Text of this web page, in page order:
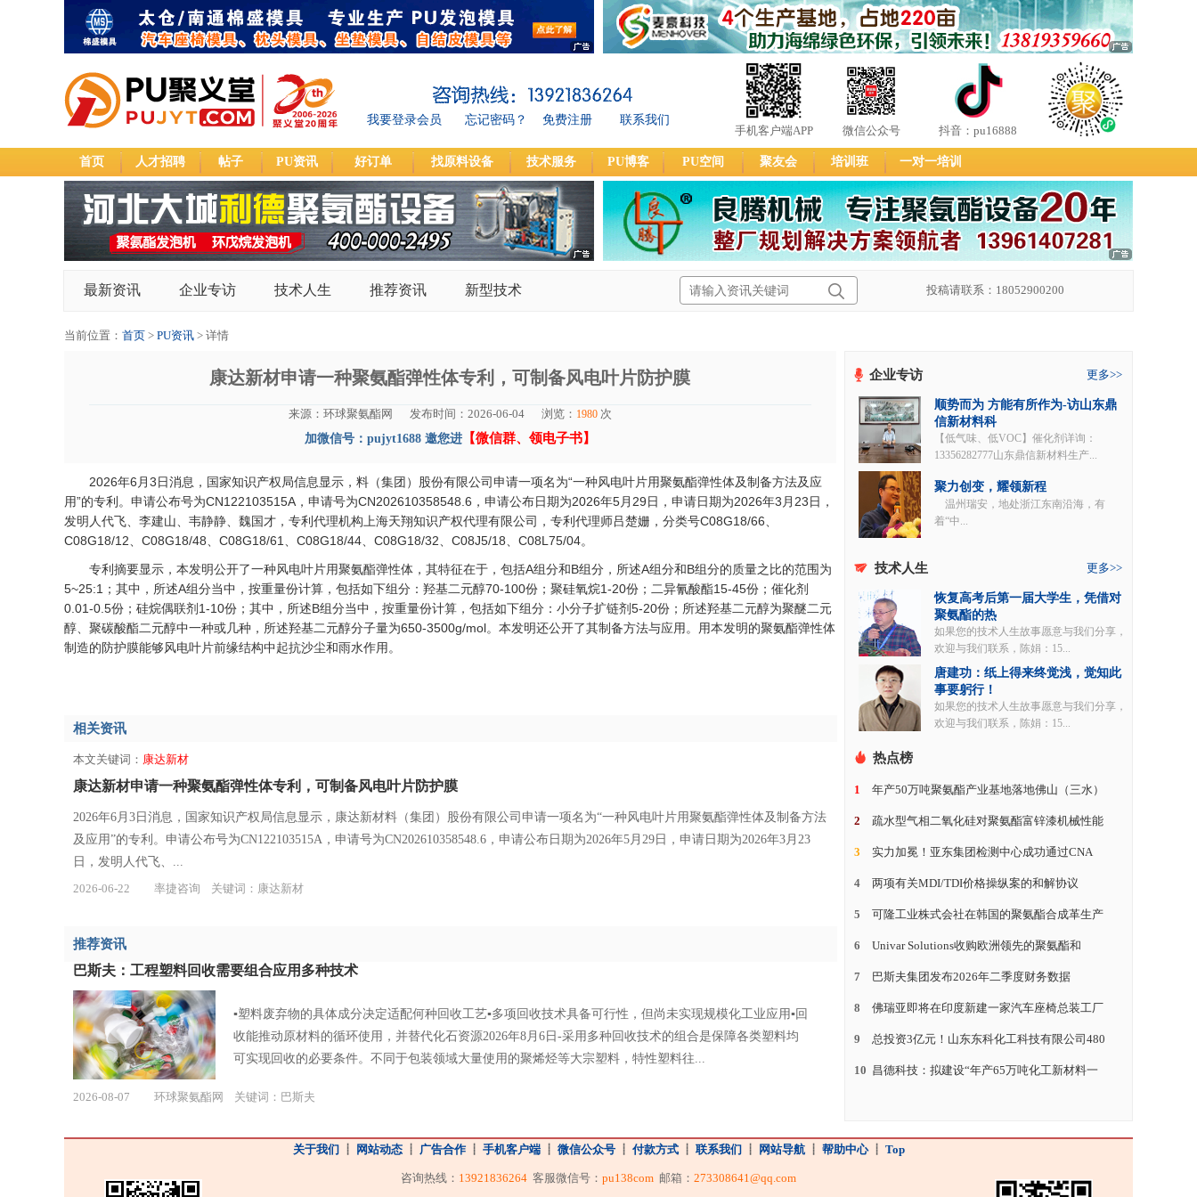
我要登录会员 忘记密码？ 免费注册
联系我们
手机客户端APP
微信公众号 抖音：pu16888
首页 人才招聘 帖子 PU资讯 好订单 找原料设备 技术服务 PU博客 PU空间 聚友会 培训班 一对一培训
最新资讯 企业专访 技术人生 推荐资讯 新型技术 投稿请联系：18052900200
当前位置： 首页 > PU资讯 > 详情
康达新材申请一种聚氨酯弹性体专利，可制备风电叶片防护膜
来源：环球聚氨酯网 发布时间：2026-06-04 浏览： 1980 次
加微信号：pujyt1688 邀您进 【微信群、领电子书】
2026年6月3日消息，国家知识产权局信息显示，料（集团）股份有限公司申请一项名为“一种风电叶片用聚氨酯弹性体及制备方法及应
用”的专利。申请公布号为CN122103515A，申请号为CN202610358548.6，申请公布日期为2026年5月29日，申请日期为2026年3月23日，
发明人代飞、李建山、韦静静、魏国才，专利代理机构上海天翔知识产权代理有限公司，专利代理师吕楚姗，分类号C08G18/66、
C08G18/12、C08G18/48、C08G18/61、C08G18/44、C08G18/32、C08J5/18、C08L75/04。
专利摘要显示，本发明公开了一种风电叶片用聚氨酯弹性体，其特征在于，包括A组分和B组分，所述A组分和B组分的质量之比的范围为
5~25:1；其中，所述A组分当中，按重量份计算，包括如下组分：羟基二元醇70‑100份；聚硅氧烷1‑20份；二异氰酸酯15‑45份；催化剂
0.01‑0.5份；硅烷偶联剂1‑10份；其中，所述B组分当中，按重量份计算，包括如下组分：小分子扩链剂5‑20份；所述羟基二元醇为聚醚二元
醇、聚碳酸酯二元醇中一种或几种，所述羟基二元醇分子量为650‑3500g/mol。本发明还公开了其制备方法与应用。用本发明的聚氨酯弹性体
制造的防护膜能够风电叶片前缘结构中起抗沙尘和雨水作用。
相关资讯
本文关键词： 康达新材
康达新材申请一种聚氨酯弹性体专利，可制备风电叶片防护膜
2026年6月3日消息，国家知识产权局信息显示，康达新材料（集团）股份有限公司申请一项名为“一种风电叶片用聚氨酯弹性体及制备方法
及应用”的专利。申请公布号为CN122103515A，申请号为CN202610358548.6，申请公布日期为2026年5月29日，申请日期为2026年3月23
日，发明人代飞、...
2026-06-22
率捷咨询 关键词： 康达新材
推荐资讯
巴斯夫：工程塑料回收需要组合应用多种技术
▪塑料废弃物的具体成分决定适配何种回收工艺▪多项回收技术具备可行性，但尚未实现规模化工业应用▪回
收能推动原材料的循环使用，并替代化石资源2026年8月6日-采用多种回收技术的组合是保障各类塑料均
可实现回收的必要条件。不同于包装领域大量使用的聚烯烃等大宗塑料，特性塑料往...
2026-08-07 环球聚氨酯网 关键词： 巴斯夫
企业专访 更多>>
顺势而为 方能有所作为-访山东鼎
信新材料科
【低气味、低VOC】催化剂详询：
13356282777山东鼎信新材料生产...
聚力创变，耀领新程
温州瑞安，地处浙江东南沿海，有
着“中...
技术人生 更多>>
恢复高考后第一届大学生，凭借对
聚氨酯的热
如果您的技术人生故事愿意与我们分享，
欢迎与我们联系，陈娟：15...
唐建功：纸上得来终觉浅，觉知此
事要躬行！
如果您的技术人生故事愿意与我们分享，
欢迎与我们联系，陈娟：15...
热点榜
1 年产50万吨聚氨酯产业基地落地佛山（三水）
2 疏水型气相二氧化硅对聚氨酯富锌漆机械性能
3 实力加冕！亚东集团检测中心成功通过CNA
4 两项有关MDI/TDI价格操纵案的和解协议
5 可隆工业株式会社在韩国的聚氨酯合成革生产
6 Univar Solutions收购欧洲领先的聚氨酯和
7 巴斯夫集团发布2026年二季度财务数据
8 佛瑞亚即将在印度新建一家汽车座椅总装工厂
9 总投资3亿元！山东东科化工科技有限公司480
10 昌德科技：拟建设“年产65万吨化工新材料一
关于我们 ┋ 网站动态┋ 广告合作┋ 手机客户端┋ 微信公众号┋ 付款方式┋ 联系我们 ┋ 网站导航┋ 帮助中心┋ Top
咨询热线： 13921836264 客服微信号： pu138com 邮箱： 273308641@qq.com